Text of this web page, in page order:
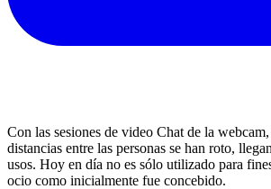
Con las sesiones de video Chat de la
distancias entre las personas se han roto,
usos. Hoy en día no es sólo utilizado para
ocio como inicialmente fue concebido.